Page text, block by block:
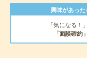
興味があっ
「気になる！
「面談確約」